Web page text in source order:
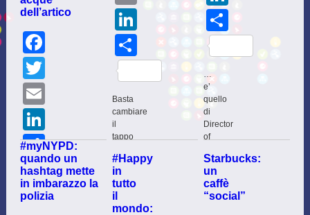
dell’artico
Cosa
LinkedIn
Basta
cambiare
il
tappo
diventa
uno
spruzzino,
un
erogatore
Share
…
e’
quello
di
Director
of
‘creato’
e
proposto
online
#myNYPD:
quando un
hashtag mette
in imbarazzo la
polizia
#Happy
in
tutto
il
mondo:
Starbucks:
un
caffè
“social”